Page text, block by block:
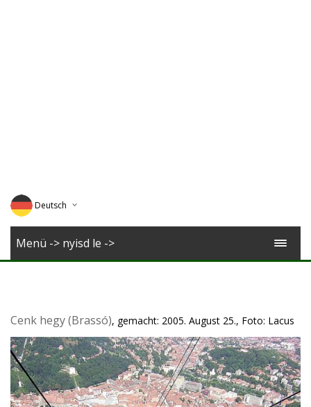
Deutsch
English
Menü -> nyisd le ->
Cenk hegy (Brassó), gemacht: 2005. August 25., Foto: Lacus